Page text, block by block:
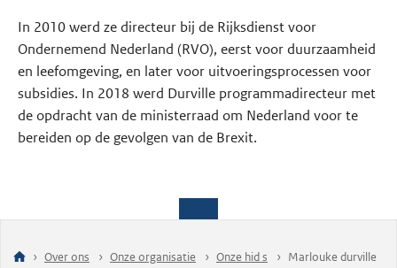
In 2010 werd ze directeur bij de Rijksdienst voor
Ondernemend Nederland (RVO), eerst voor duurzaamheid
en leefomgeving, en later voor uitvoeringsprocessen voor
subsidies. In 2018 werd Durville programmadirecteur met
de opdracht van de ministerraad om Nederland voor te
bereiden op de gevolgen van de Brexit.
Over ons Onze organisatie Onze hid s Marlouke durville